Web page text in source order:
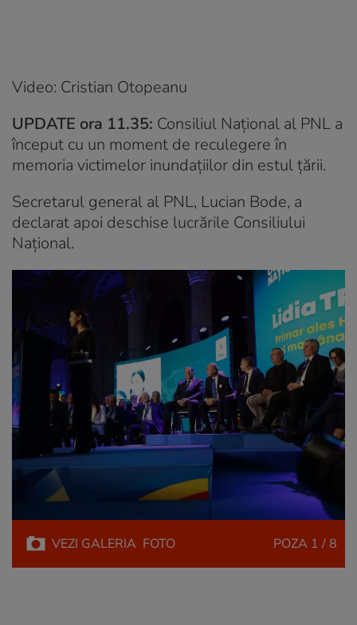
Video: Cristian Otopeanu
UPDATE ora 11.35: Consiliul Național al PNL a
început cu un moment de reculegere în
memoria victimelor inundațiilor din estul țării.
Secretarul general al PNL, Lucian Bode, a
declarat apoi deschise lucrările Consiliului
Național.
VEZI GALERIA FOTO POZA 1 / 8